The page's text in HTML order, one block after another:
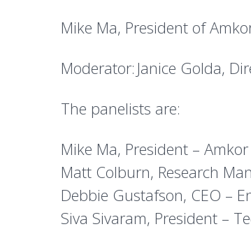
Mike Ma, President of
Moderator: Janice Golda,
The panelists are:
Mike Ma, President –
Matt Colburn, Research
Debbie Gustafson, CEO –
Siva Sivaram, President –